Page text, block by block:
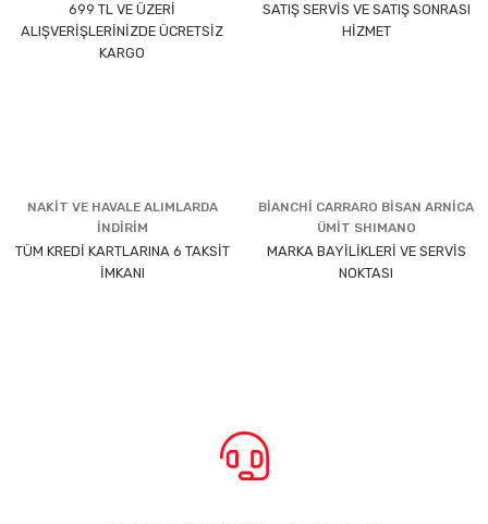
699 TL VE ÜZERİ
ALIŞVERİŞLERİNİZDE ÜCRETSİZ
KARGO
SATIŞ SERVİS VE SATIŞ SONRASI
HİZMET
NAKİT VE HAVALE ALIMLARDA
İNDİRİM
TÜM KREDİ KARTLARINA 6 TAKSİT
İMKANI
BİANCHİ CARRARO BİSAN ARNİCA
ÜMİT SHIMANO
MARKA BAYİLİKLERİ VE SERVİS
NOKTASI